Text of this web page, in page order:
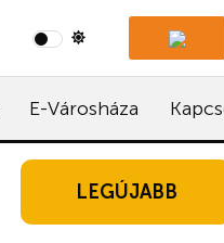
E-Városháza
LEGÚJABB